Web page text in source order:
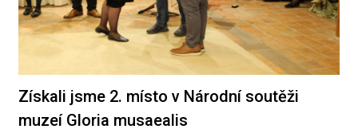
Získali jsme 2. místo v Národní soutěži
muzeí Gloria musaealis